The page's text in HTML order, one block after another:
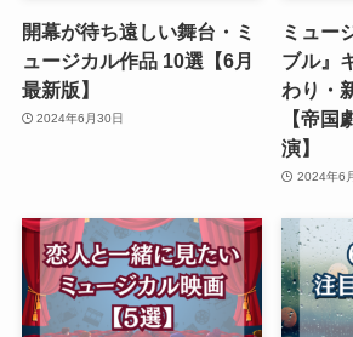
開幕が待ち遠しい舞台・ミ
ュージカル作品 10選【6月
最新版】
2024年6月30日
ミュー
ブル』
わり・
【帝国
演】
2024年6